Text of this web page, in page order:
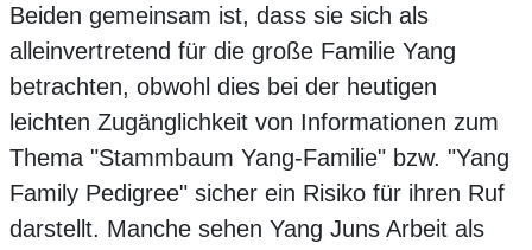
Beiden gemeinsam ist, dass sie sich als
alleinvertretend für die große Familie Yang
betrachten, obwohl dies bei der heutigen
leichten Zugänglichkeit von Informationen zum
Thema "Stammbaum Yang-Familie" bzw. "Yang
Family Pedigree" sicher ein Risiko für ihren Ruf
darstellt. Manche sehen Yang Juns Arbeit als